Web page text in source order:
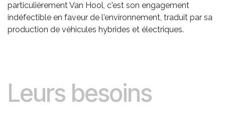
particulièrement Van Hool, c'est son engagement
indéfectible en faveur de l'environnement, traduit par sa
production de véhicules hybrides et électriques.
Leurs besoins